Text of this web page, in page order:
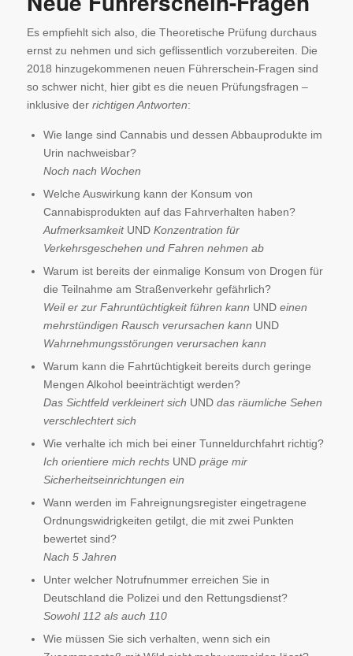
Es empfiehlt sich also, die Theoretische Prüfung durchaus
ernst zu nehmen und sich geflissentlich vorzubereiten. Die
2018 hinzugekommenen neuen Führerschein-Fragen sind
so schwer nicht, hier gibt es die neuen Prüfungsfragen –
inklusive der richtigen Antworten:
Wie lange sind Cannabis und dessen Abbauprodukte im
Urin nachweisbar?
Noch nach Wochen
Welche Auswirkung kann der Konsum von
Cannabisprodukten auf das Fahrverhalten haben?
AufmerksamkeitUND Konzentration für
Verkehrsgeschehen und Fahren nehmen ab
Warum ist bereits der einmalige Konsum von Drogen für
die Teilnahme am Straßenverkehr gefährlich?
Weil er zur Fahruntüchtigkeit führen kann UND einen
mehrstündigen Rausch verursachen kann UND
Wahrnehmungsstörungen verursachen kann
Warum kann die Fahrtüchtigkeit bereits durch geringe
Mengen Alkohol beeinträchtigt werden?
Das Sichtfeld verkleinert sich UND das räumliche Sehen
verschlechtert sich
Wie verhalte ich mich bei einer Tunneldurchfahrt richtig?
Ich orientiere mich rechtsUND präge mir
Sicherheitseinrichtungen ein
Wann werden im Fahreignungsregister eingetragene
Ordnungswidrigkeiten getilgt, die mit zwei Punkten
bewertet sind?
Nach 5 Jahren
Unter welcher Notrufnummer erreichen Sie in
Deutschland die Polizei und den Rettungsdienst?
Sowohl 112 als auch 110
Wie müssen Sie sich verhalten, wenn sich ein